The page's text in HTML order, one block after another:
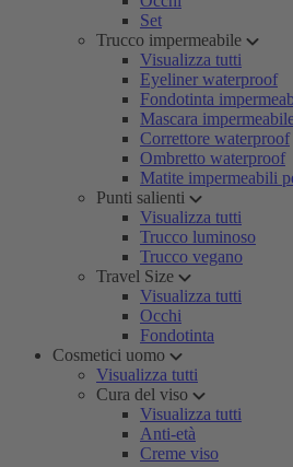
Set
Trucco impermeabile
Visualizza tutti
Eyeliner waterproof
Fondotinta
Mascara
Correttore waterproof
Ombretto waterproof
Matite impermeabili
Punti salienti
Visualizza tutti
Trucco luminoso
Trucco vegano
Travel Size
Visualizza tutti
Occhi
Fondotinta
Cosmetici uomo
Visualizza tutti
Cura del viso
Visualizza tutti
Anti-età
Creme viso